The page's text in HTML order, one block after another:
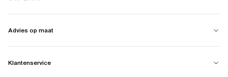
Advies op maat
Klantenservice